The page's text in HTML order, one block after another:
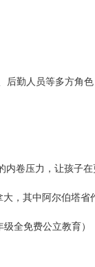
后勤人员等多方角色
内卷压力，让孩子在
，其中阿尔伯塔省
级全免费公立教育）